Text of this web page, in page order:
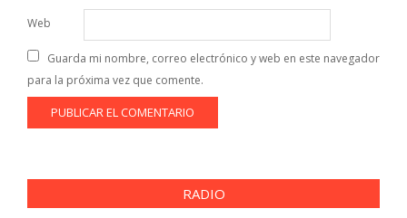
Web
Guarda mi nombre, correo electrónico y web en este navegador
para la próxima vez que comente.
RADIO